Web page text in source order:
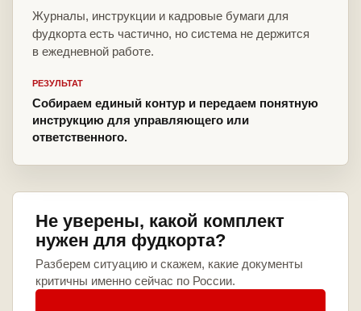
Журналы, инструкции и кадровые бумаги для
фудкорта есть частично, но система не держится
в ежедневной работе.
РЕЗУЛЬТАТ
Собираем единый контур и передаем понятную
инструкцию для управляющего или
ответственного.
Не уверены, какой комплект
нужен для фудкорта?
Разберем ситуацию и скажем, какие документы
критичны именно сейчас по России.